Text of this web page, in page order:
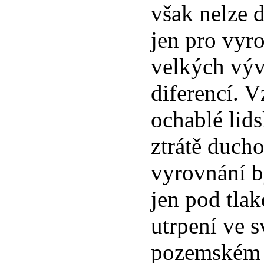
však nelze
jen pro
velkých
diferencí.
ochablé
ztrátě
vyrovnání
jen pod
utrpení ve